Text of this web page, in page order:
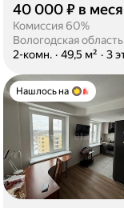
40 000 ₽ в
Комиссия 60%
Вологодская
2-комн. · 49,5 м² · 3
Нашлось на